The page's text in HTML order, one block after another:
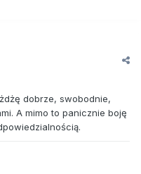
dobrze, swobodnie,
A mimo to panicznie boję